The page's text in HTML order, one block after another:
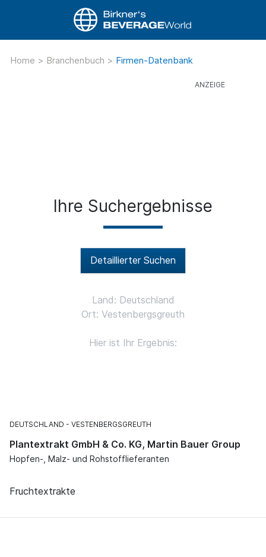
Home > Branchenbuch > Firmen-Datenbank
Ihre Suchergebnisse
Detaillierter Suchen
Land: Deutschland
Ort: Vestenbergsgreuth
Hier ist Ihr Ergebnis:
DEUTSCHLAND VESTENBERGSGREUTH
Plantextrakt GmbH & Co. KG, Martin Bauer Group
Hopfen-, Malz- und Rohstofflieferanten
Fruchtextrakte